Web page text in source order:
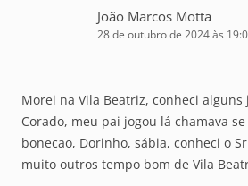
João Marcos Motta
28 de outubro de 2024 às
Morei na Vila Beatriz, conheci alguns
Corado, meu pai jogou lá chamava
bonecao, Dorinho, sábia, conheci o
muito outros tempo bom de Vila